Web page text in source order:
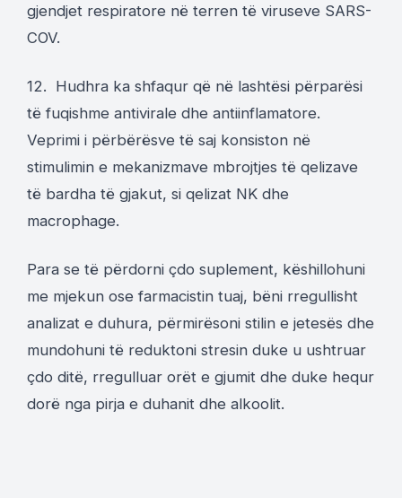
gjendjet respiratore në terren të viruseve SARS-
COV.
12. Hudhra ka shfaqur që në lashtësi përparësi
të fuqishme antivirale dhe antiinflamatore.
Veprimi i përbërësve të saj konsiston në
stimulimin e mekanizmave mbrojtjes të qelizave
të bardha të gjakut, si qelizat NK dhe
macrophage.
Para se të përdorni çdo suplement, këshillohuni
me mjekun ose farmacistin tuaj, bëni rregullisht
analizat e duhura, përmirësoni stilin e jetesës dhe
mundohuni të reduktoni stresin duke u ushtruar
çdo ditë, rregulluar orët e gjumit dhe duke hequr
dorë nga pirja e duhanit dhe alkoolit.